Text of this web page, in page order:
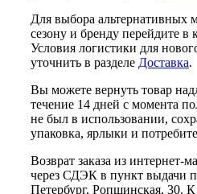
Для выбора альтернативных
сезону и бренду перейдите в
Условия логистики для
уточнить в разделе Доставка.
Вы можете вернуть товар
течение 14 дней с момента
не был в использовании,
упаковка, ярлыки и
Возврат заказа из интернет-
через СДЭК в пункт выдачи
Петербург, Ропшинская, 30.